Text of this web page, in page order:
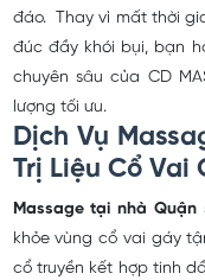
đáo. Thay vì mất thời
đúc đầy khói bụi, bạn
chuyên sâu của CD
lượng tối ưu.
Dịch Vụ
Trị Liệu Cổ Vai
Massage tại nhà Quận
khỏe vùng cổ vai gáy
cổ truyền kết hợp tinh